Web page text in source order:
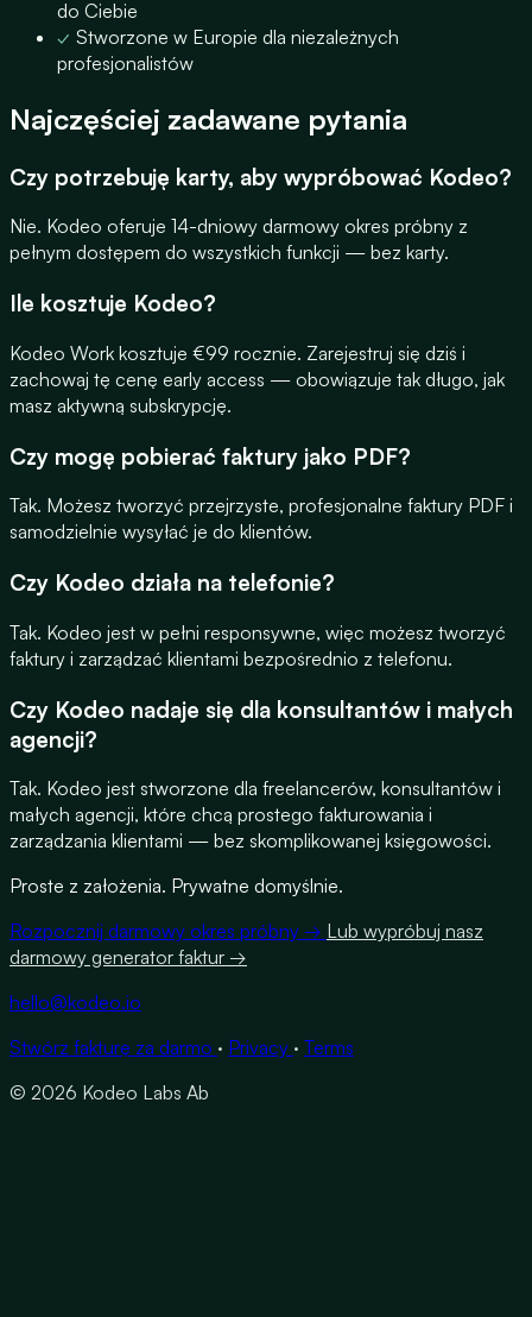
do Ciebie
✓ Stworzone w Europie dla niezależnych
profesjonalistów
Najczęściej zadawane pytania
Czy potrzebuję karty, aby wypróbować Kodeo?
Nie. Kodeo oferuje 14-dniowy darmowy okres próbny z
pełnym dostępem do wszystkich funkcji — bez karty.
Ile kosztuje Kodeo?
Kodeo Work kosztuje €99 rocznie. Zarejestruj się dziś i
zachowaj tę cenę early access — obowiązuje tak długo, jak
masz aktywną subskrypcję.
Czy mogę pobierać faktury jako PDF?
Tak. Możesz tworzyć przejrzyste, profesjonalne faktury PDF i
samodzielnie wysyłać je do klientów.
Czy Kodeo działa na telefonie?
Tak. Kodeo jest w pełni responsywne, więc możesz tworzyć
faktury i zarządzać klientami bezpośrednio z telefonu.
Czy Kodeo nadaje się dla konsultantów i małych
agencji?
Tak. Kodeo jest stworzone dla freelancerów, konsultantów i
małych agencji, które chcą prostego fakturowania i
zarządzania klientami — bez skomplikowanej księgowości.
Proste z założenia. Prywatne domyślnie.
Rozpocznij darmowy okres próbny → Lub wypróbuj nasz
darmowy generator faktur →
hello@kodeo.io
Stwórz fakturę za darmo · Privacy · Terms
© 2026 Kodeo Labs Ab